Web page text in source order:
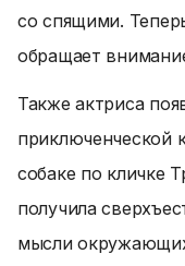
со спящими.
обращает
Также актриса
приключенческой
собаке по кличке
получила
мысли